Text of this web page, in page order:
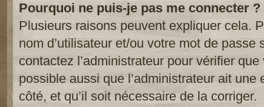
Pourquoi ne puis-je pas me connecter ?
Plusieurs raisons peuvent expliquer cela.
nom d’utilisateur et/ou votre mot de passe
contactez l’administrateur pour vérifier
possible aussi que l’administrateur ait
côté, et qu’il soit nécessaire de la corriger.